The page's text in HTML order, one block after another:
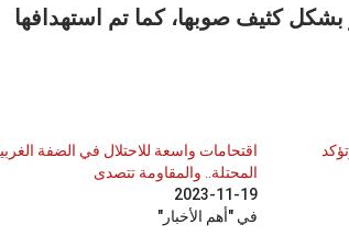
بشكل كثيف صوبها، كما تم استهدافها
اقتحامات واسعة للاحتلال في الضفة
المحتلة.. والمقاومة تتصدى
2023-11-19
في "أهم الأخبار"